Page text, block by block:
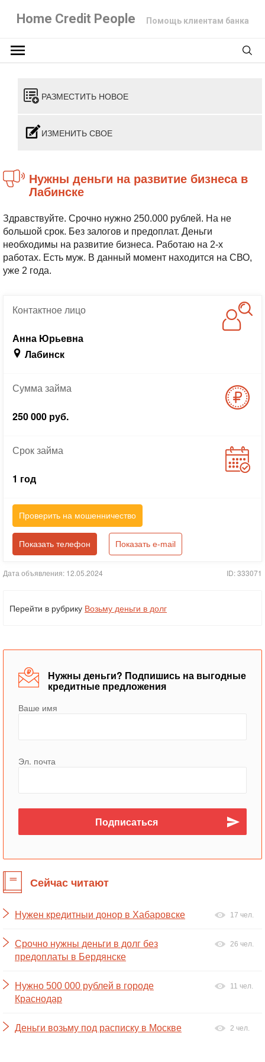
Home Credit People Помощь клиентам банка
РАЗМЕСТИТЬ НОВОЕ
ИЗМЕНИТЬ СВОЕ
Нужны деньги на развитие бизнеса в
Лабинске
Здравствуйте. Срочно нужно 250.000 рублей. На не
большой срок. Без залогов и предоплат. Деньги
необходимы на развитие бизнеса. Работаю на 2-х
работах. Есть муж. В данный момент находится на СВО,
уже 2 года.
Контактноелицо
Анна Юрьевна
Лабинск
Суммазайма
250 000 руб.
Срокзайма
1 год
Проверить на мошенничество
Показать телефон Показать e-mail
Дата объявления: 12.05.2024 ID: 333071
Перейти в рубрику Возьму деньги в долг
Нужны деньги? Подпишись на выгодные
кредитные предложения
Ваше имя
Эл. почта
Сейчас читают
Нужен кредитныи донор в Хабаровске 17 чел.
Срочно нужны деньги в долг без
предоплаты в Бердянске
26 чел.
Нужно 500 000 рублей в городе
Краснодар
11 чел.
Деньги возьму под расписку в Москве 2 чел.